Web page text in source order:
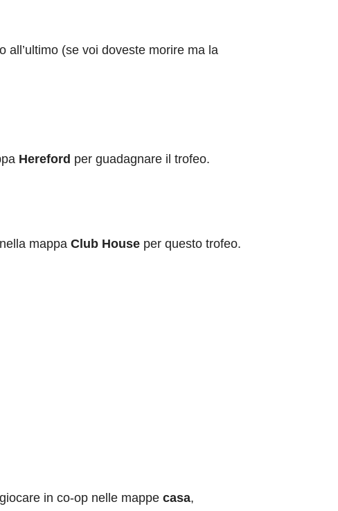
(se voi doveste morire ma la
Hereford per guadagnare il trofeo.
mappa Club House per questo trofeo.
in co-op nelle mappe casa,